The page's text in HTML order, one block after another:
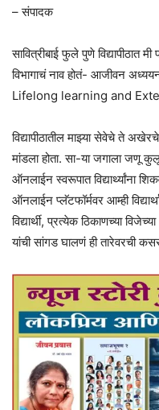
– संपादक
सावित्रीबाई फुले पुणे विद्यापीठात
विभागाचं नाव होतं- आजीवन
Lifelong learning and
विद्यापीठातील माझ्या सेवेचे ते
मांडला होता. सा-या जगाला जणू
ऑनलाईन स्वरूपात विद्यार्थ्यांना
ऑनलाईन प्लॅटफॉर्मवर आम्ही
विद्यार्थी, प्रत्येक ठिकाणच्या
यांची सांगड घालणं ही तारेवरची